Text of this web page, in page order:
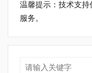
温馨提示：技术支
服务。
搜索